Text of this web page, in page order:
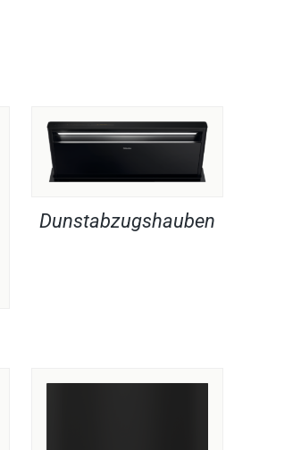
Dunstabzugshauben